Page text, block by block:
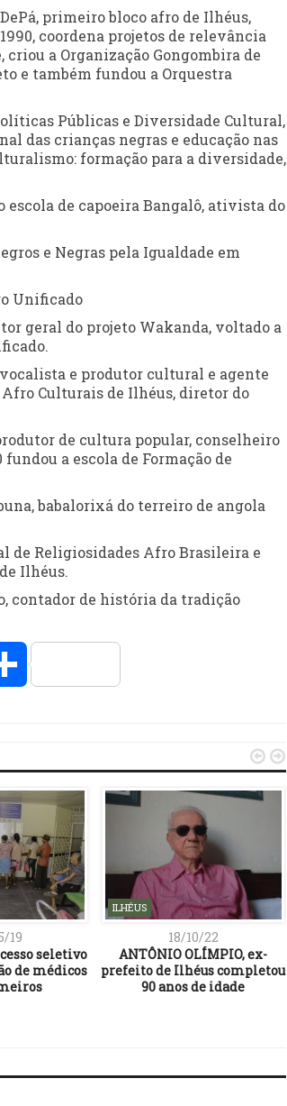
primeiro bloco afro de Ilhéus,
coordena projetos de relevância
a Organização Gongombira de
e também fundou a Orquestra
Públicas e Diversidade Cultural,
das crianças negras e educação nas
formação para a diversidade,
escola de capoeira Bangalô, ativista do
e Negras pela Igualdade em
Unificado
geral do projeto Wakanda, voltado a
e produtor cultural e agente
Culturais de Ilhéus, diretor do
de cultura popular, conselheiro
a escola de Formação de
babalorixá do terreiro de angola
de Religiosidades Afro Brasileira e
Ilhéus.
contador de história da tradição
Compartilhar
19
seletivo
de médicos
ILHÉUS
18/10/22
ANTÔNIO OLÍMPIO, ex-
prefeito de Ilhéus completou
90 anos de idade
 